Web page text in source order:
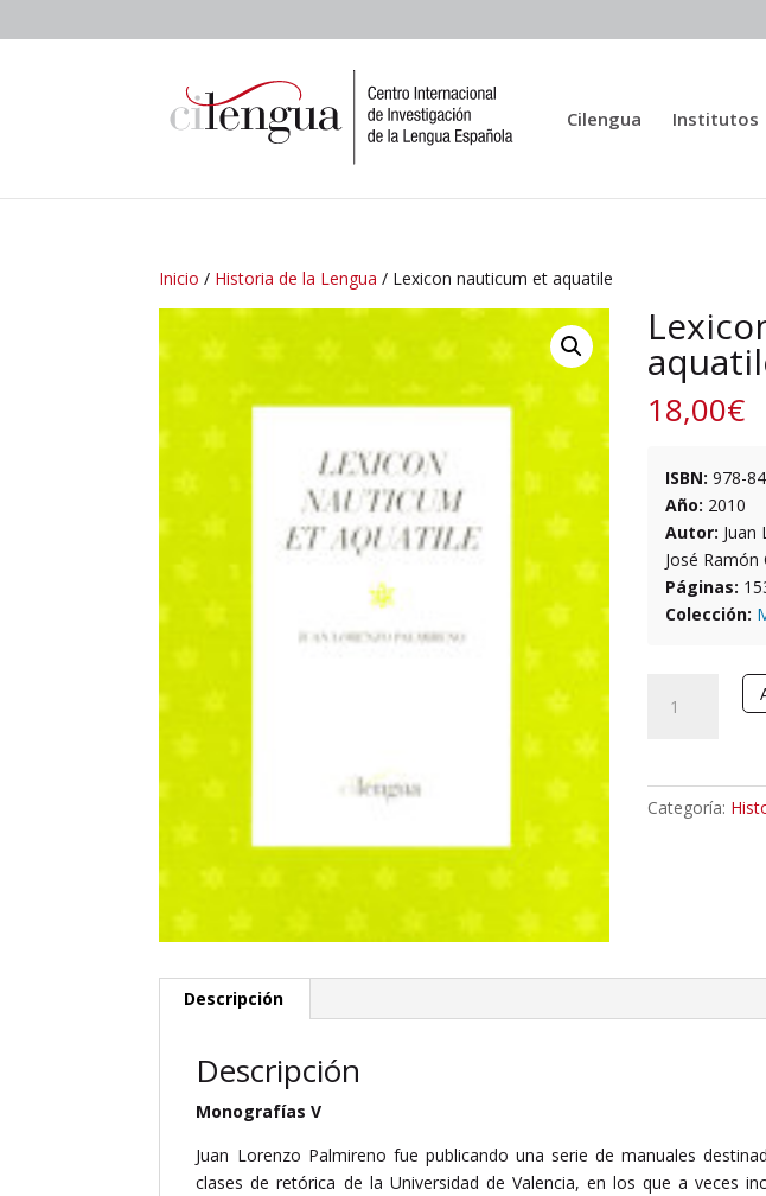
Cilengua Institutos
Inicio / Historia de la Lengua / Lexicon nauticum et aquatile
18,00€
ISBN: 978-
Año: 2010
Autor: Juan
José Ramón
Páginas:
Colección:
nauticum
cantidad
Categoría:
Descripción
Descripción
Monografías V
Juan Lorenzo Palmireno fue publicando una serie de manuales
clases de retórica de la Universidad de Valencia, en los que a veces